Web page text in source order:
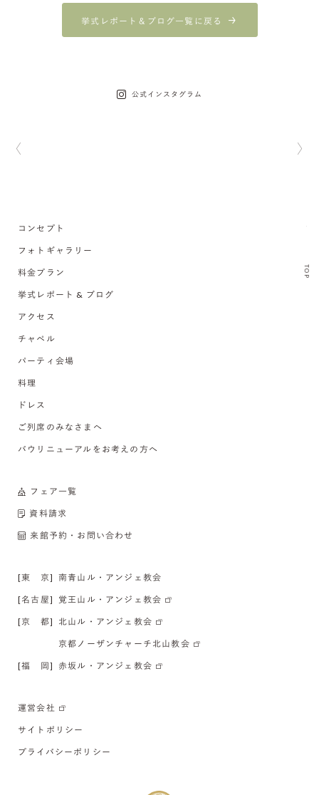
挙式レポート＆ブログ一覧に戻る
公式インスタグラム
TOP
コンセプト
フォトギャラリー
料金プラン
挙式レポート & ブログ
アクセス
チャペル
パーティ会場
料理
ドレス
ご列席のみなさまへ
バウリニューアルをお考えの方へ
フェア一覧
資料請求
来館予約・お問い合わせ
[東 京] 南青山ル・アンジェ教会
[名古屋] 覚王山ル・アンジェ教会
[京 都] 北山ル・アンジェ教会
京都ノーザンチャーチ北山教会
[福 岡] 赤坂ル・アンジェ教会
運営会社
サイトポリシー
プライバシーポリシー